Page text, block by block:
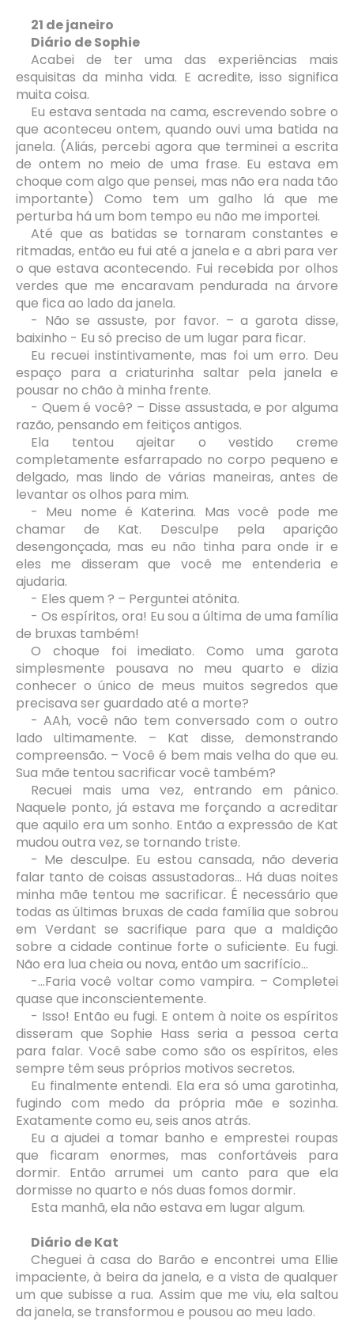
21 de janeiro
Diário de Sophie
Acabei de ter uma das experiências mais
esquisitas da minha vida. E acredite, isso significa
muita coisa.
Eu estava sentada na cama, escrevendo sobre o
que aconteceu ontem, quando ouvi uma batida na
janela. (Aliás, percebi agora que terminei a escrita
de ontem no meio de uma frase. Eu estava em
choque com algo que pensei, mas não era nada tão
importante) Como tem um galho lá que me
perturba há um bom tempo eu não me importei.
Até que as batidas se tornaram constantes e
ritmadas, então eu fui até a janela e a abri para ver
o que estava acontecendo. Fui recebida por olhos
verdes que me encaravam pendurada na árvore
que fica ao lado da janela.
- Não se assuste, por favor. – a garota disse,
baixinho - Eu só preciso de um lugar para ficar.
Eu recuei instintivamente, mas foi um erro. Deu
espaço para a criaturinha saltar pela janela e
pousar no chão à minha frente.
- Quem é você? – Disse assustada, e por alguma
razão, pensando em feitiços antigos.
Ela tentou ajeitar o vestido creme
completamente esfarrapado no corpo pequeno e
delgado, mas lindo de várias maneiras, antes de
levantar os olhos para mim.
- Meu nome é Katerina. Mas você pode me
chamar de Kat. Desculpe pela aparição
desengonçada, mas eu não tinha para onde ir e
eles me disseram que você me entenderia e
ajudaria.
- Eles quem ? – Perguntei atônita.
- Os espíritos, ora! Eu sou a última de uma família
de bruxas também!
O choque foi imediato. Como uma garota
simplesmente pousava no meu quarto e dizia
conhecer o único de meus muitos segredos que
precisava ser guardado até a morte?
- AAh, você não tem conversado com o outro
lado ultimamente. – Kat disse, demonstrando
compreensão. – Você é bem mais velha do que eu.
Sua mãe tentou sacrificar você também?
Recuei mais uma vez, entrando em pânico.
Naquele ponto, já estava me forçando a acreditar
que aquilo era um sonho. Então a expressão de Kat
mudou outra vez, se tornando triste.
- Me desculpe. Eu estou cansada, não deveria
falar tanto de coisas assustadoras... Há duas noites
minha mãe tentou me sacrificar. É necessário que
todas as últimas bruxas de cada família que sobrou
em Verdant se sacrifique para que a maldição
sobre a cidade continue forte o suficiente. Eu fugi.
Não era lua cheia ou nova, então um sacrifício...
-...Faria você voltar como vampira. – Completei
quase que inconscientemente.
- Isso! Então eu fugi. E ontem à noite os espíritos
disseram que Sophie Hass seria a pessoa certa
para falar. Você sabe como são os espíritos, eles
sempre têm seus próprios motivos secretos.
Eu finalmente entendi. Ela era só uma garotinha,
fugindo com medo da própria mãe e sozinha.
Exatamente como eu, seis anos atrás.
Eu a ajudei a tomar banho e emprestei roupas
que ficaram enormes, mas confortáveis para
dormir. Então arrumei um canto para que ela
dormisse no quarto e nós duas fomos dormir.
Esta manhã, ela não estava em lugar algum.
Diário de Kat
Cheguei à casa do Barão e encontrei uma Ellie
impaciente, à beira da janela, e a vista de qualquer
um que subisse a rua. Assim que me viu, ela saltou
da janela, se transformou e pousou ao meu lado.